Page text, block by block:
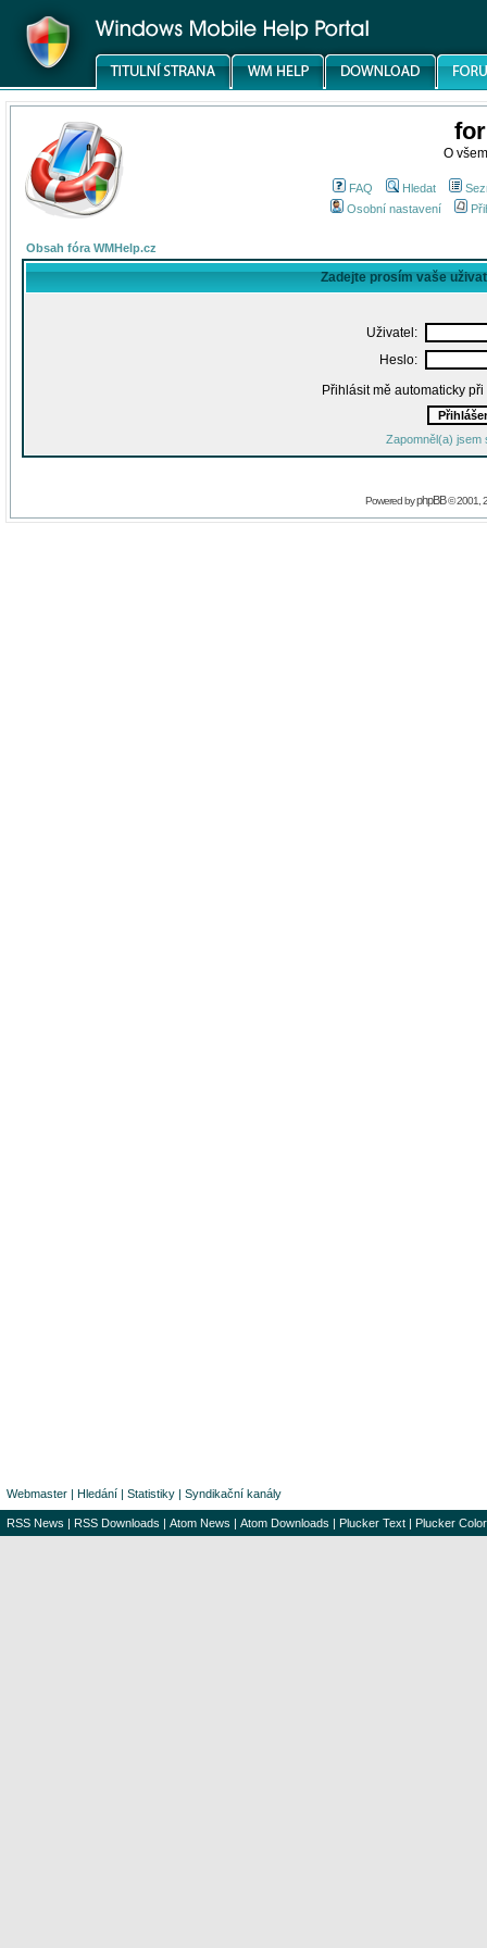
O
FAQ Hledat
Osobní nastavení
Obsah fóra WMHelp.cz
Zadejte prosím vaše
Uživatel:
Heslo:
Přihlásit mě automaticky
Zapomněl(a) jsem
Powered byphpBB© 2001,
Webmaster | Hledání | Statistiky | Syndikační kanály
RSS News | RSS Downloads | Atom News | Atom Downloads | Plucker Text | Plucker Color